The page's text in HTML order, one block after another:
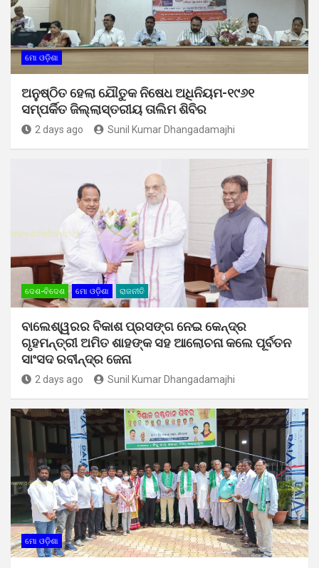
ମୋ ଓଡ଼ିଶା
ଅନୁଷ୍ଠିତ ହେଲା ଯୌତୁକ ନିଷେଧ ଅଧିନିୟମ-୧୯୬୧
ସମ୍ପର୍କିତ ଜିଲ୍ଲାସ୍ତରୀୟ ତାଲିମ ଶିବିର
2 days ago Sunil Kumar Dhangadamajhi
ଦେଶ-ବିଦେଶ ମୋ ଓଡ଼ିଶା ରାଜନୀତି
ବାଲେଶ୍ୱରର ବିକାଶ ପ୍ରସଙ୍ଗ ନେଇ କେନ୍ଦ୍ର
ଗୃହମନ୍ତ୍ରୀ ଅମିତ ଶାହଙ୍କ ସହ ଆଲୋଚନା କଲେ ପୂର୍ବତନ
ସାଂସଦ ରବୀନ୍ଦ୍ର ଜେନା
2 days ago Sunil Kumar Dhangadamajhi
ମୋ ଓଡ଼ିଶା